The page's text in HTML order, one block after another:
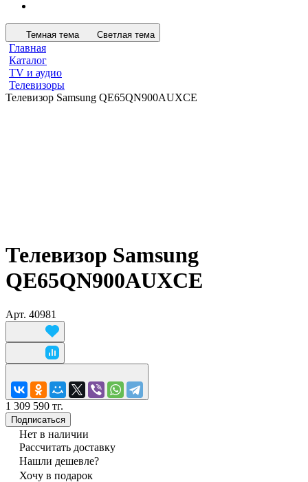
Темная тема Светлая тема
Главная
Каталог
TV и аудио
Телевизоры
Телевизор Samsung QE65QN900AUXCE
Телевизор Samsung
QE65QN900AUXCE
Арт. 40981
1 309 590 тг.
Подписаться
Нет в наличии
Рассчитать доставку
Нашли дешевле?
Хочу в подарок